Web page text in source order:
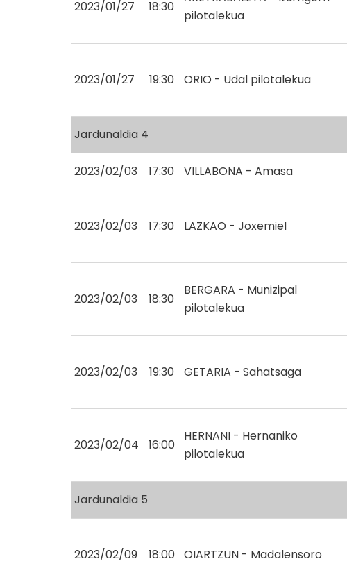
2023/01/27 18:30
pilotalekua
2023/01/27 19:30 ORIO - Udal pilotalekua
Jardunaldia 4
2023/02/03 17:30 VILLABONA - Amasa
2023/02/03 17:30 LAZKAO - Joxemiel
2023/02/03 18:30
BERGARA - Munizipal
pilotalekua
2023/02/03 19:30 GETARIA - Sahatsaga
2023/02/04 16:00
HERNANI - Hernaniko
pilotalekua
Jardunaldia 5
2023/02/09 18:00 OIARTZUN - Madalensoro